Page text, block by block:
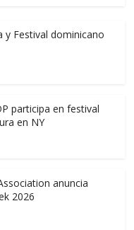
y Festival dominicano
participa en festival
en NY
anuncia
2026